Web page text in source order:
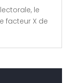
le
facteur X de